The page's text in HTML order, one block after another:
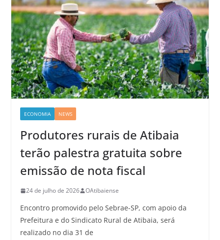
ECONOMIA NEWS
Produtores rurais de Atibaia
terão palestra gratuita sobre
emissão de nota fiscal
24 de julho de 2026 OAtibaiense
Encontro promovido pelo Sebrae-SP, com apoio da
Prefeitura e do Sindicato Rural de Atibaia, será
realizado no dia 31 de